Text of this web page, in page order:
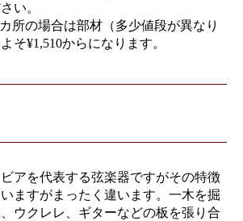
い。
所の場合は部材（多少値段が異なり
そ¥1,510からになります。
アを代表する弦楽器ですがその特徴
ますがまったく違います。一木を掘
ウクレレ、ギターなどの板を張り合